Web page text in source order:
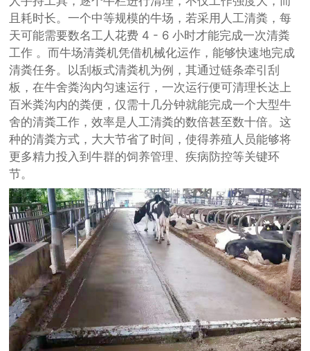
且耗时长。一个中等规模的牛场，若采用人工清粪，每
天可能需要数名工人花费 4 - 6 小时才能完成一次清粪
工作 。而牛场清粪机凭借机械化运作，能够快速地完成
清粪任务。以刮板式清粪机为例，其通过链条牵引刮
板，在牛舍粪沟内匀速运行，一次运行便可清理长达上
百米粪沟内的粪便，仅需十几分钟就能完成一个大型牛
舍的清粪工作，效率是人工清粪的数倍甚至数十倍。这
种的清粪方式，大大节省了时间，使得养殖人员能够将
更多精力投入到牛群的饲养管理、疾病防控等关键环
节。